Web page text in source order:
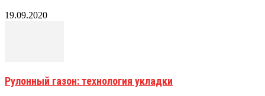
19.09.2020
Рулонный газон: технология укладки